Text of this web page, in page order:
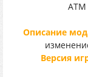
Описание
Версия